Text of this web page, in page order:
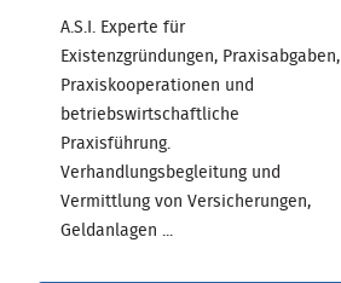
A.S.I. Experte für
Existenzgründungen, Praxisabgaben,
Praxiskooperationen und
betriebswirtschaftliche
Praxisführung.
Verhandlungsbegleitung und
Vermittlung von Versicherungen,
Geldanlagen ...